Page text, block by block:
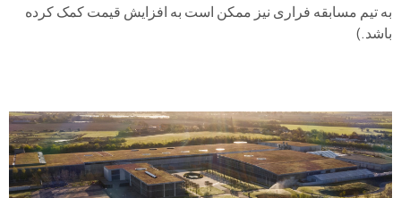
به تیم مسابقه فراری نیز ممکن است به افزایش قیمت کمک کرده
باشد.)